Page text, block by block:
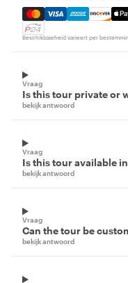
Mastercard, Visa,
Beschikbaarheid varieert per
Vraag
Is this tour private or
bekijk antwoord
Vraag
Is this tour available
bekijk antwoord
Vraag
Can the tour be
bekijk antwoord